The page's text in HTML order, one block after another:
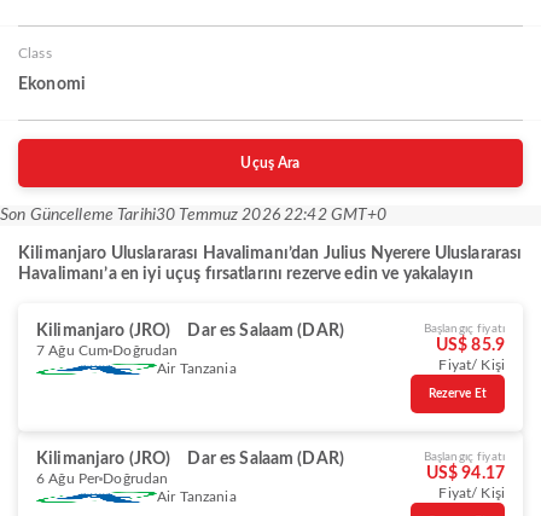
Class
Ekonomi
Uçuş Ara
Son Güncelleme Tarihi30 Temmuz 2026 22:42 GMT+0
Kilimanjaro Uluslararası Havalimanı’dan Julius Nyerere Uluslararası
Havalimanı’a en iyi uçuş fırsatlarını rezerve edin ve yakalayın
Kilimanjaro (JRO) Dar es Salaam (DAR)
7 Ağu Cum Doğrudan
Air Tanzania
Başlangıç fiyatı
US$ 85.9
Fiyat/ Kişi
Rezerve Et
Kilimanjaro (JRO) Dar es Salaam (DAR)
6 Ağu Per Doğrudan
Air Tanzania
Başlangıç fiyatı
US$ 94.17
Fiyat/ Kişi